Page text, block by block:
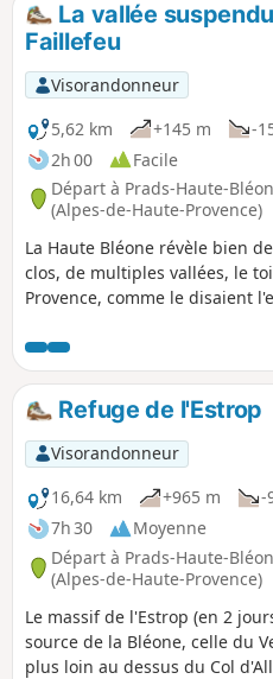
La vallée
Faillefeu
Visorandonneur
5,62 km
+145 m
-
2h 00
Facile
Départ à Prads-Haute-
(Alpes-de-Haute-Provence)
La Haute Bléone révèle bien
clos, de multiples vallées, le
Provence, comme le disaient
tranquille, pour découvrir la
au-dessus de falaises et
hautes chaînes de montagnes
itinéraire en parcourt le fond,
abbaye de Faillefeu, en
Refuge de l'Estrop
Visorandonneur
16,64 km
+965 m
-
7h 30
Moyenne
Départ à Prads-Haute-
(Alpes-de-Haute-Provence)
Le massif de l'Estrop (en 2
source de la Bléone, celle du
plus loin au dessus du Col